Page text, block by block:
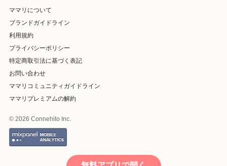
ママリについて
ブランドガイドライン
利用規約
プライバシーポリシー
特定商取引法に基づく表記
お問い合わせ
ママリコミュニティガイドライン
ママリプレミアムの解約
© 2026 Connehito Inc.